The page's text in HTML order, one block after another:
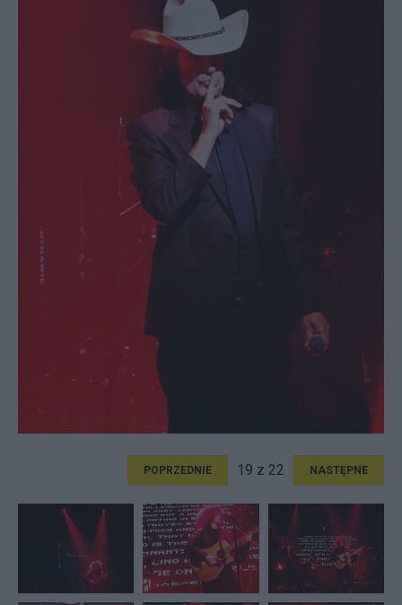
POPRZEDNIE 19 z 22 NASTĘPNE